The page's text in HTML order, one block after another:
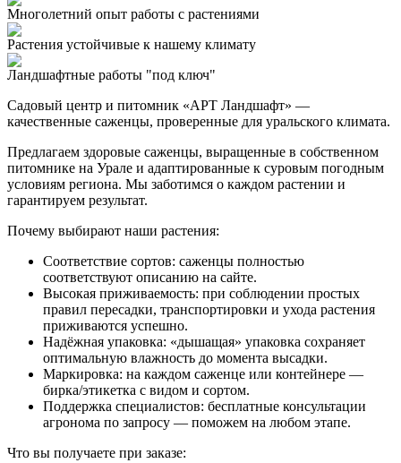
Многолетний опыт работы с растениями
Растения устойчивые к нашему климату
Ландшафтные работы "под ключ"
Садовый центр и питомник «АРТ Ландшафт» —
качественные саженцы, проверенные для уральского климата.
Предлагаем здоровые саженцы, выращенные в собственном
питомнике на Урале и адаптированные к суровым погодным
условиям региона. Мы заботимся о каждом растении и
гарантируем результат.
Почему выбирают наши растения:
Соответствие сортов: саженцы полностью
соответствуют описанию на сайте.
Высокая приживаемость: при соблюдении простых
правил пересадки, транспортировки и ухода растения
приживаются успешно.
Надёжная упаковка: «дышащая» упаковка сохраняет
оптимальную влажность до момента высадки.
Маркировка: на каждом саженце или контейнере —
бирка/этикетка с видом и сортом.
Поддержка специалистов: бесплатные консультации
агронома по запросу — поможем на любом этапе.
Что вы получаете при заказе: